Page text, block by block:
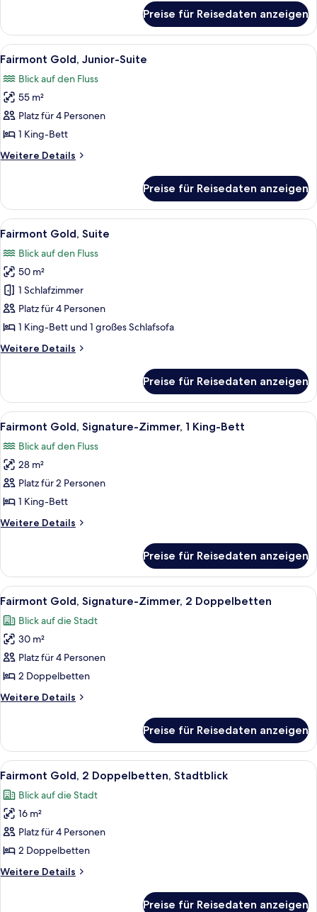
anzeigen
Gold,
Queen-
Flussblick
Preise für Reisedaten anzeigen
Alle
Fotos
für
Fairmont
Gold,
Junior-
Suite
anzeigen
Ein Hotelzimmer mit einem großen
6
Fairmont Gold, Junior-Suite
Blick auf den Fluss
55 m²
Platz für 4 Personen
1 King-Bett
Weitere Details
Weitere
Gold,
Junior-
Suite
Preise für Reisedaten anzeigen
Alle
Fotos
für
Fairmont
Gold,
Suite
anzeigen
Ein Hotelzimmer mit einem großen
6
Fairmont Gold, Suite
Blick auf den Fluss
50 m²
1 Schlafzimmer
Platz für 4 Personen
1 King-Bett und 1 großes Schlafsofa
Weitere Details
Weitere
Gold,
Suite
Preise für Reisedaten anzeigen
Alle
Fotos
für
Fairmont
Gold,
Signature-
Zimmer,
1 King-
anzeigen
Ein Hotelzimmer mit einem großen
7
Fairmont Gold, Signature-Zimmer, 1 King-Bett
Blick auf den Fluss
28 m²
Platz für 2 Personen
1 King-Bett
Weitere Details
Weitere
Gold,
Signature-
Zimmer,
Bett
Preise für Reisedaten anzeigen
Alle
Fotos
für
Fairmont
Gold,
Signature-
Zimmer,
2 Doppelbetten
Ein Hotelzimmer mit einem großen
5
Fairmont Gold, Signature-Zimmer, 2 Doppelbetten
Blick auf die Stadt
30 m²
Platz für 4 Personen
2 Doppelbetten
Weitere Details
Weitere
Gold,
Signature-
Zimmer,
Preise für Reisedaten anzeigen
Alle
Fotos
für
Fairmont
Gold,
2 Doppelbetten,
Stadtblick
anzeigen
Ein Hotelzimmer mit einem großen
5
Fairmont Gold, 2 Doppelbetten, Stadtblick
Blick auf die Stadt
16 m²
Platz für 4 Personen
2 Doppelbetten
Weitere Details
Weitere
Preise für Reisedaten anzeigen